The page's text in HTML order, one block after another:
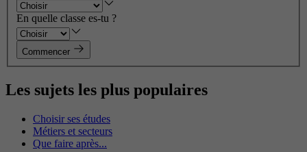
En quelle classe es-tu ?
Commencer
Les sujets les plus populaires
Choisir ses études
Métiers et secteurs
Que faire après...